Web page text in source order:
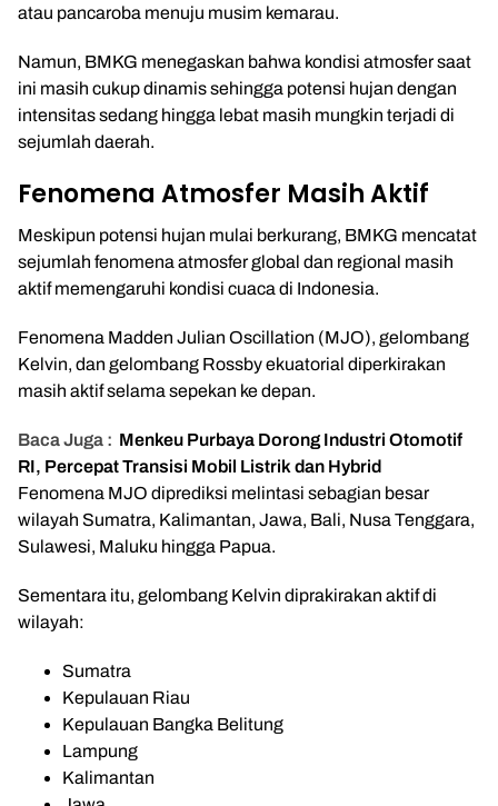
atau pancaroba menuju musim kemarau.
Namun, BMKG menegaskan bahwa kondisi atmosfer saat
ini masih cukup dinamis sehingga potensi hujan dengan
intensitas sedang hingga lebat masih mungkin terjadi di
sejumlah daerah.
Fenomena Atmosfer Masih Aktif
Meskipun potensi hujan mulai berkurang, BMKG mencatat
sejumlah fenomena atmosfer global dan regional masih
aktif memengaruhi kondisi cuaca di Indonesia.
Fenomena Madden Julian Oscillation (MJO), gelombang
Kelvin, dan gelombang Rossby ekuatorial diperkirakan
masih aktif selama sepekan ke depan.
Baca Juga : Menkeu Purbaya Dorong Industri Otomotif
RI, Percepat Transisi Mobil Listrik dan Hybrid
Fenomena MJO diprediksi melintasi sebagian besar
wilayah Sumatra, Kalimantan, Jawa, Bali, Nusa Tenggara,
Sulawesi, Maluku hingga Papua.
Sementara itu, gelombang Kelvin diprakirakan aktif di
wilayah:
Sumatra
Kepulauan Riau
Kepulauan Bangka Belitung
Lampung
Kalimantan